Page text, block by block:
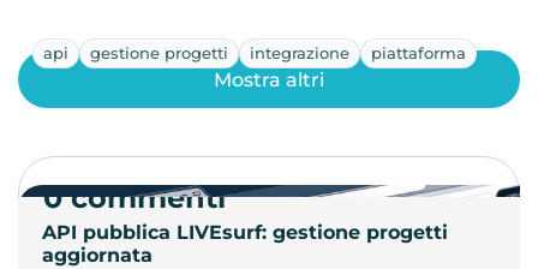
api gestione progetti integrazione piattaforma
API pubblica LIVEsurf: gestione progetti
aggiornata
Mostra altri
0 commenti